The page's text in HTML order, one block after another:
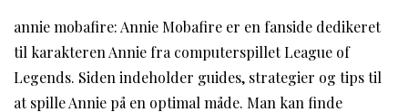
annie mobafire: Annie Mobafire er en fanside dedikeret
til karakteren Annie fra computerspillet League of
Legends. Siden indeholder guides, strategier og tips til
at spille Annie på en optimal måde. Man kan finde